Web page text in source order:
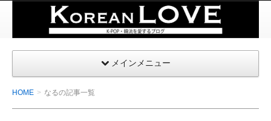
POP・
韓国を
| コリ
アンラ
ブ
メインメニュー
HOME なるの記事一覧